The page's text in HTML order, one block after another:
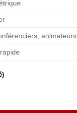
animateurs